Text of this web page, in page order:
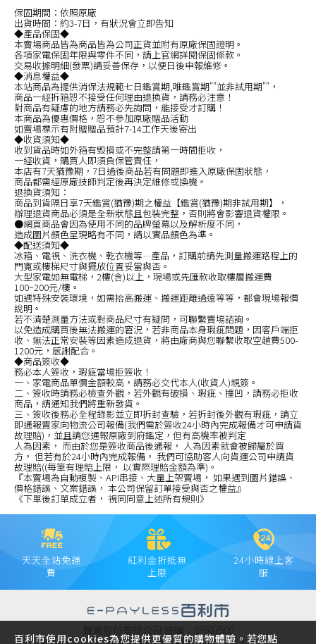
保固期間：依照原廠
出貨時間：約3-7日，有狀況會立即告知
◆產品保固◆
本賣場商品皆為商品皆為公司正貨並附有原廠保固證明。
各項家電保固年限與零件不同，請上官網詳閱保固條款。
交易收據明細(發票)請妥善保存，以便日後申報維修。
◆消息權益◆
本站商品為提供消保法規範七日鑑賞期,唯鑑賞期""並非試用期""，
商品一經拆箱恕不接受任何理由退換貨，請務必注意！
對商品有疑慮的地方請務必先詢問，能接受才訂購！
本商品為優惠價格，恕不參加原廠贈品活動
如賣場標示有附贈贈品預計7-14工作天後寄出
◆收貨須知◆
收到貨品時如外箱有毀損或不完整請第一時間拒收，
一經收貨，購買人即須負保管責任，
本店有7天猶豫期，7日過後商品若有問題即進入原廠保固狀態，
商品都需經原廠技師判定後再決定維修或換機。
退換貨須知：
商品到貨隔日享7天鑑賞(猶豫)期之權益【鑑賞(猶豫)期非試用期】，
辦理退貨商品必須是全新狀態且包裝完整，否則將會影響退貨權限。
●網頁商品會因為使用不同的品牌螢幕以及解析度不同，
造成圖片顏色呈現略有不同，請以實品顏色為準。
◆配送須知◆
冰箱、電視、洗衣機、乾衣機等…產品，訂購前請先測量搬運路程上的
門寬或樓梯尺寸與擺放位置妥當與否。
大型家電如無電梯，2樓(含)以上，現場或先匯款收取樓層搬運費
100~200元/樓。
如遇特殊安裝環境，如需抬高搬運、搬運距離過遠等等，都會現場報價
說明。
若不清楚測量方法或對商品尺寸有疑問，可聯繫賣場諮詢。
以免造成購買後無法搬運的窘況，若非商品本身瑕疵問題，因客戶端拒
收、無法正常安裝等因素造成退貨，將由廠商與您聯繫收取空趟費500-
1200元，感謝配合。
◆商品簽收◆
務必本人簽收，瑕疵當場拒簽收！
一、家電商品單價金額較高，請務必交代本人(收貨人)親簽。
二、簽收時請務必檢查外觀，若外觀有破損、瑕疵、撞凹，請務必拒收
商品，請通知我們將重新發貨。
三、簽收後務必全程錄影並立即拆封查驗，若拆封後外觀有瑕疵，請立
即通報賣家向物流公司報備(我們需於簽收24小時內完成報備才可申請貨
故理賠)，並且請您通報原廠到府鑑定，但有高機率被判定
人為因素， 而由於您是簽收商品後通報， 人為因素就會被歸屬於買
方， 但若有於24小時內完成報備， 我們可協助客人向貨運公司申請貨
故理賠((每筆有理賠上限， 以實際理賠金額為準)。
『本賣場為自動複製、API串接、大量上架賣場， 如果遇到圖片錯誤、
價格錯誤、文案錯誤， 本公司保留訂單接受與否之權益』
《下單後訂單成立者， 視同同意上述所有規則》
天天全站免運
費
紅利金折抵無
上限
24小時線上客
服
聲寶股份有限公司 統編：03607500
百利市使用cookies為您提供更優質的購物體驗。若您點